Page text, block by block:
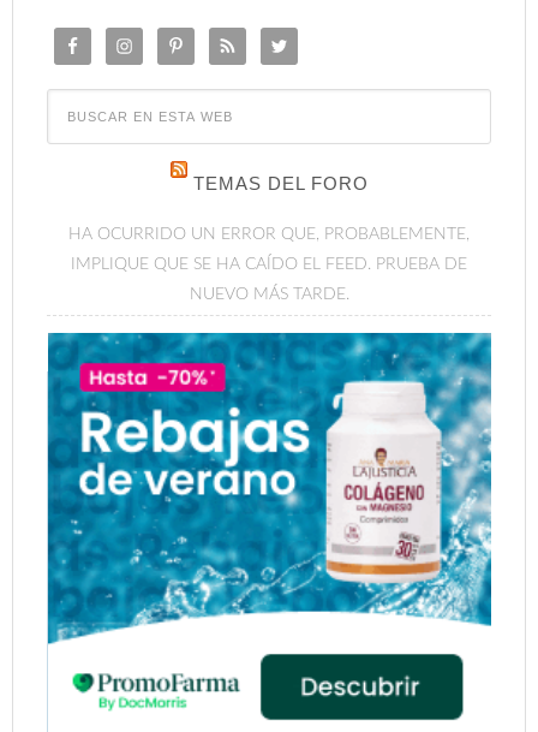
TEMAS DEL FORO
HA OCURRIDO UN ERROR QUE, PROBABLEMENTE,
IMPLIQUE QUE SE HA CAÍDO EL FEED. PRUEBA DE
NUEVO MÁS TARDE.